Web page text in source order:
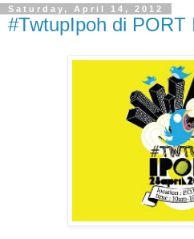
Saturday, April 14, 2012
#TwtupIpoh di PORT